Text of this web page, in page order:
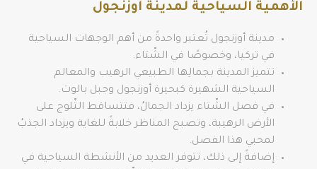
الأهمية السياحية لمدينة أوزنجول
مدينة أوزنجول تُعتبر واحدةً من أهم الوجهات السياحية
في تركيا، وخصوصًا في الشّتاء.
تتميز المدينة بجمالِها الطبيعي الرهيب والمعالم
السياحية الشهيرة كبحيرة أوزنجول وجبل بالوت.
في فصل الشّتاء يزداد الجمالُ، فتتساقط الثّلوج على
الأرض الرهيبة، وتصبح المناظر خلابةً للغاية ويزداد الجذبُ
لمحبي هذا الفصل.
إضافةً إلى ذلك، تتوفر العديد من الأنشطة السياحية في